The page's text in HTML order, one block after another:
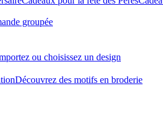
groupée
ou choisissez un design
Découvrez des motifs en broderie